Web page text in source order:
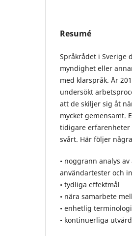
Resumé
Språkrådet i Sverige
myndighet eller
med klarspråk. År
undersökt
att de skiljer sig åt
mycket gemensamt.
tidigare erfarenheter
svårt. Här följer
• noggrann analys
användartester och
• tydliga effektmål
• nära samarbete
• enhetlig terminologi
• kontinuerliga